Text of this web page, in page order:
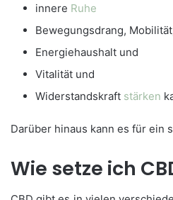
innere Ruhe
Bewegungsdrang,
Energiehaushalt und
Vitalität und
Widerstandskraft stärken
Darüber hinaus kann es für ein
Wie setze ich